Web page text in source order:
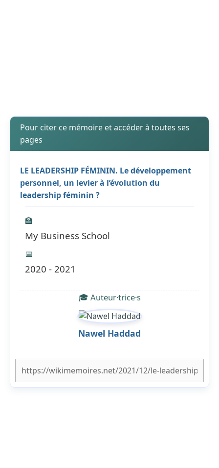
Pour citer ce mémoire et accéder à toutes ses
pages
LE LEADERSHIP FÉMININ. Le développement
personnel, un levier à l’évolution du
leadership féminin ?
🏫
My Business School
📅
2020 - 2021
🎓 Auteur·trice·s
Nawel Haddad